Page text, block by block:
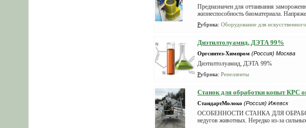
Предназначен для оттаивания
жизнеспособность биоматериала.
Рубрика: Оборудование для
Диэтилтолуамид, ДЭТА 99%
Оргсинтез-Химпром (Россия) Москва
Диэтилтолуамид, ДЭТА 99%
Рубрика: Репелленты
Станок для обработки копыт КРС
СтандартМолоко (Россия) Ижевск
ОСОБЕННОСТИ СТАНКА ДЛЯ
недугов животных. Нередко из-за